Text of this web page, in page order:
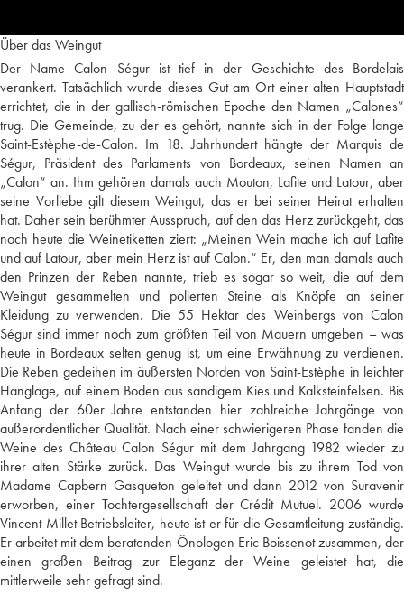
Über das Weingut
Der Name Calon Ségur ist tief in der Geschichte des Bordelais
verankert. Tatsächlich wurde dieses Gut am Ort einer alten Hauptstadt
errichtet, die in der gallisch-römischen Epoche den Namen „Calones“
trug. Die Gemeinde, zu der es gehört, nannte sich in der Folge lange
Saint-Estèphe-de-Calon. Im 18. Jahrhundert hängte der Marquis de
Ségur, Präsident des Parlaments von Bordeaux, seinen Namen an
„Calon“ an. Ihm gehören damals auch Mouton, Lafite und Latour, aber
seine Vorliebe gilt diesem Weingut, das er bei seiner Heirat erhalten
hat. Daher sein berühmter Ausspruch, auf den das Herz zurückgeht, das
noch heute die Weinetiketten ziert: „Meinen Wein mache ich auf Lafite
und auf Latour, aber mein Herz ist auf Calon.“ Er, den man damals auch
den Prinzen der Reben nannte, trieb es sogar so weit, die auf dem
Weingut gesammelten und polierten Steine als Knöpfe an seiner
Kleidung zu verwenden. Die 55 Hektar des Weinbergs von Calon
Ségur sind immer noch zum größten Teil von Mauern umgeben – was
heute in Bordeaux selten genug ist, um eine Erwähnung zu verdienen.
Die Reben gedeihen im äußersten Norden von Saint-Estèphe in leichter
Hanglage, auf einem Boden aus sandigem Kies und Kalksteinfelsen. Bis
Anfang der 60er Jahre entstanden hier zahlreiche Jahrgänge von
außerordentlicher Qualität. Nach einer schwierigeren Phase fanden die
Weine des Château Calon Ségur mit dem Jahrgang 1982 wieder zu
ihrer alten Stärke zurück. Das Weingut wurde bis zu ihrem Tod von
Madame Capbern Gasqueton geleitet und dann 2012 von Suravenir
erworben, einer Tochtergesellschaft der Crédit Mutuel. 2006 wurde
Vincent Millet Betriebsleiter, heute ist er für die Gesamtleitung zuständig.
Er arbeitet mit dem beratenden Önologen Eric Boissenot zusammen, der
einen großen Beitrag zur Eleganz der Weine geleistet hat, die
mittlerweile sehr gefragt sind.